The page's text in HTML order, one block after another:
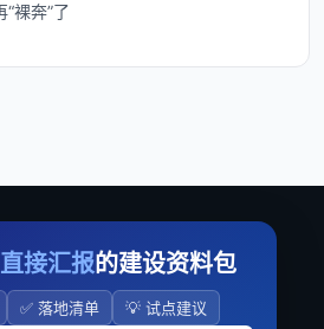
裸奔”了
接汇报的建设资料包
✅ 落地清单 💡 试点建议